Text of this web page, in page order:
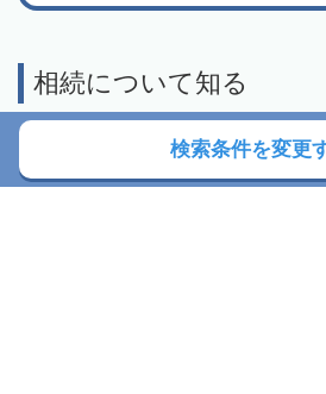
相続について知る
相続手続きの流れ
口座凍結への対処法
検索条件を変更